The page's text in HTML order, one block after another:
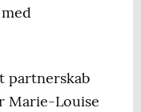
partnerskab
Marie-Louise